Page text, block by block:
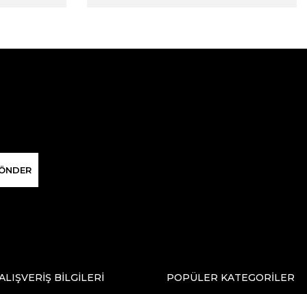
BİLGİLERİ POPÜLER KATEGORİLER